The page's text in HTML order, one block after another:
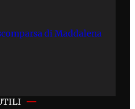
di Maddalena